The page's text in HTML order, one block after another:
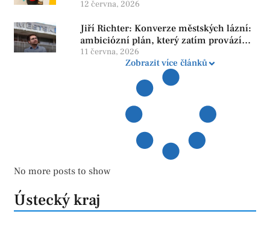
neroste tam, kde se bojí udělat chybu.
12 června, 2026
Jiří Richter: Konverze městských lázní:
ambiciózní plán, který zatím provází
více otazníků než jistot
11 června, 2026
Zobrazit více článků
No more posts to show
Ústecký kraj